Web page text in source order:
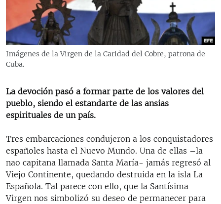
RADIO MARTÍ
ESPECIALES
ESPECIALES
LA REALIDAD DE LA VIVIENDA EN CUBA
KENTU-CUBANO
LOS SANTOS DE HIALEAH
LA INVASIÓN DE RUSIA A UCRANIA
MULTIMEDIA
EDITORIALES
SÍGUENOS
Imágenes de la Virgen de la Caridad del Cobre, patrona de
Cuba.
La devoción pasó a formar parte de los valores del
pueblo, siendo el estandarte de las ansias
espirituales de un país.
Tres embarcaciones condujeron a los conquistadores
españoles hasta el Nuevo Mundo. Una de ellas –la
nao capitana llamada Santa María- jamás regresó al
Viejo Continente, quedando destruida en la isla La
Española. Tal parece con ello, que la Santísima
Virgen nos simbolizó su deseo de permanecer para